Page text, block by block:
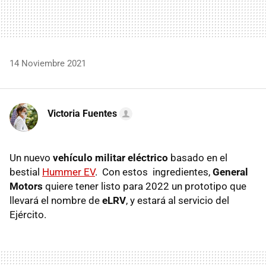
14 Noviembre 2021
Victoria Fuentes
Un nuevo vehículo militar eléctrico basado en el
bestial Hummer EV. Con estos ingredientes, General
Motors quiere tener listo para 2022 un prototipo que
llevará el nombre de eLRV, y estará al servicio del
Ejército.